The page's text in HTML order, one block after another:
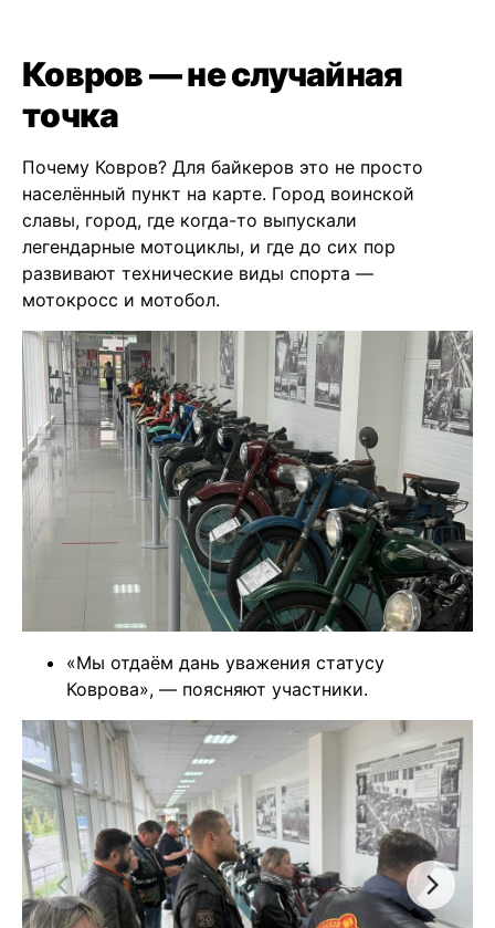
Ковров — не случайная
точка
Почему Ковров? Для байкеров это не просто
населённый пункт на карте. Город воинской
славы, город, где когда-то выпускали
легендарные мотоциклы, и где до сих пор
развивают технические виды спорта —
мотокросс и мотобол.
«Мы отдаём дань уважения статусу
Коврова», — поясняют участники.